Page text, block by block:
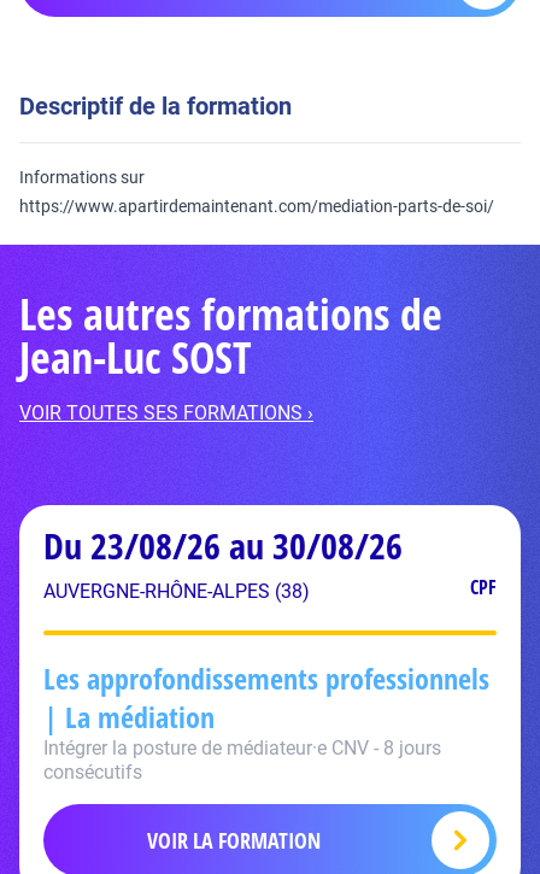
Descriptif de la formation
Informations sur
https://www.apartirdemaintenant.com/mediation-parts-de-soi/
Les autres formations de
Jean-Luc SOST
VOIR TOUTES SES FORMATIONS ›
Du 23/08/26 au 30/08/26
AUVERGNE-RHÔNE-ALPES (38) CPF
Les approfondissements professionnels
| La médiation
Intégrer la posture de médiateur·e CNV - 8 jours
consécutifs
VOIR LA FORMATION